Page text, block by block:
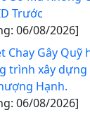
Trước
06/08/2026]
Chay Gây Quỹ
trình xây
Hạnh.
06/08/2026]